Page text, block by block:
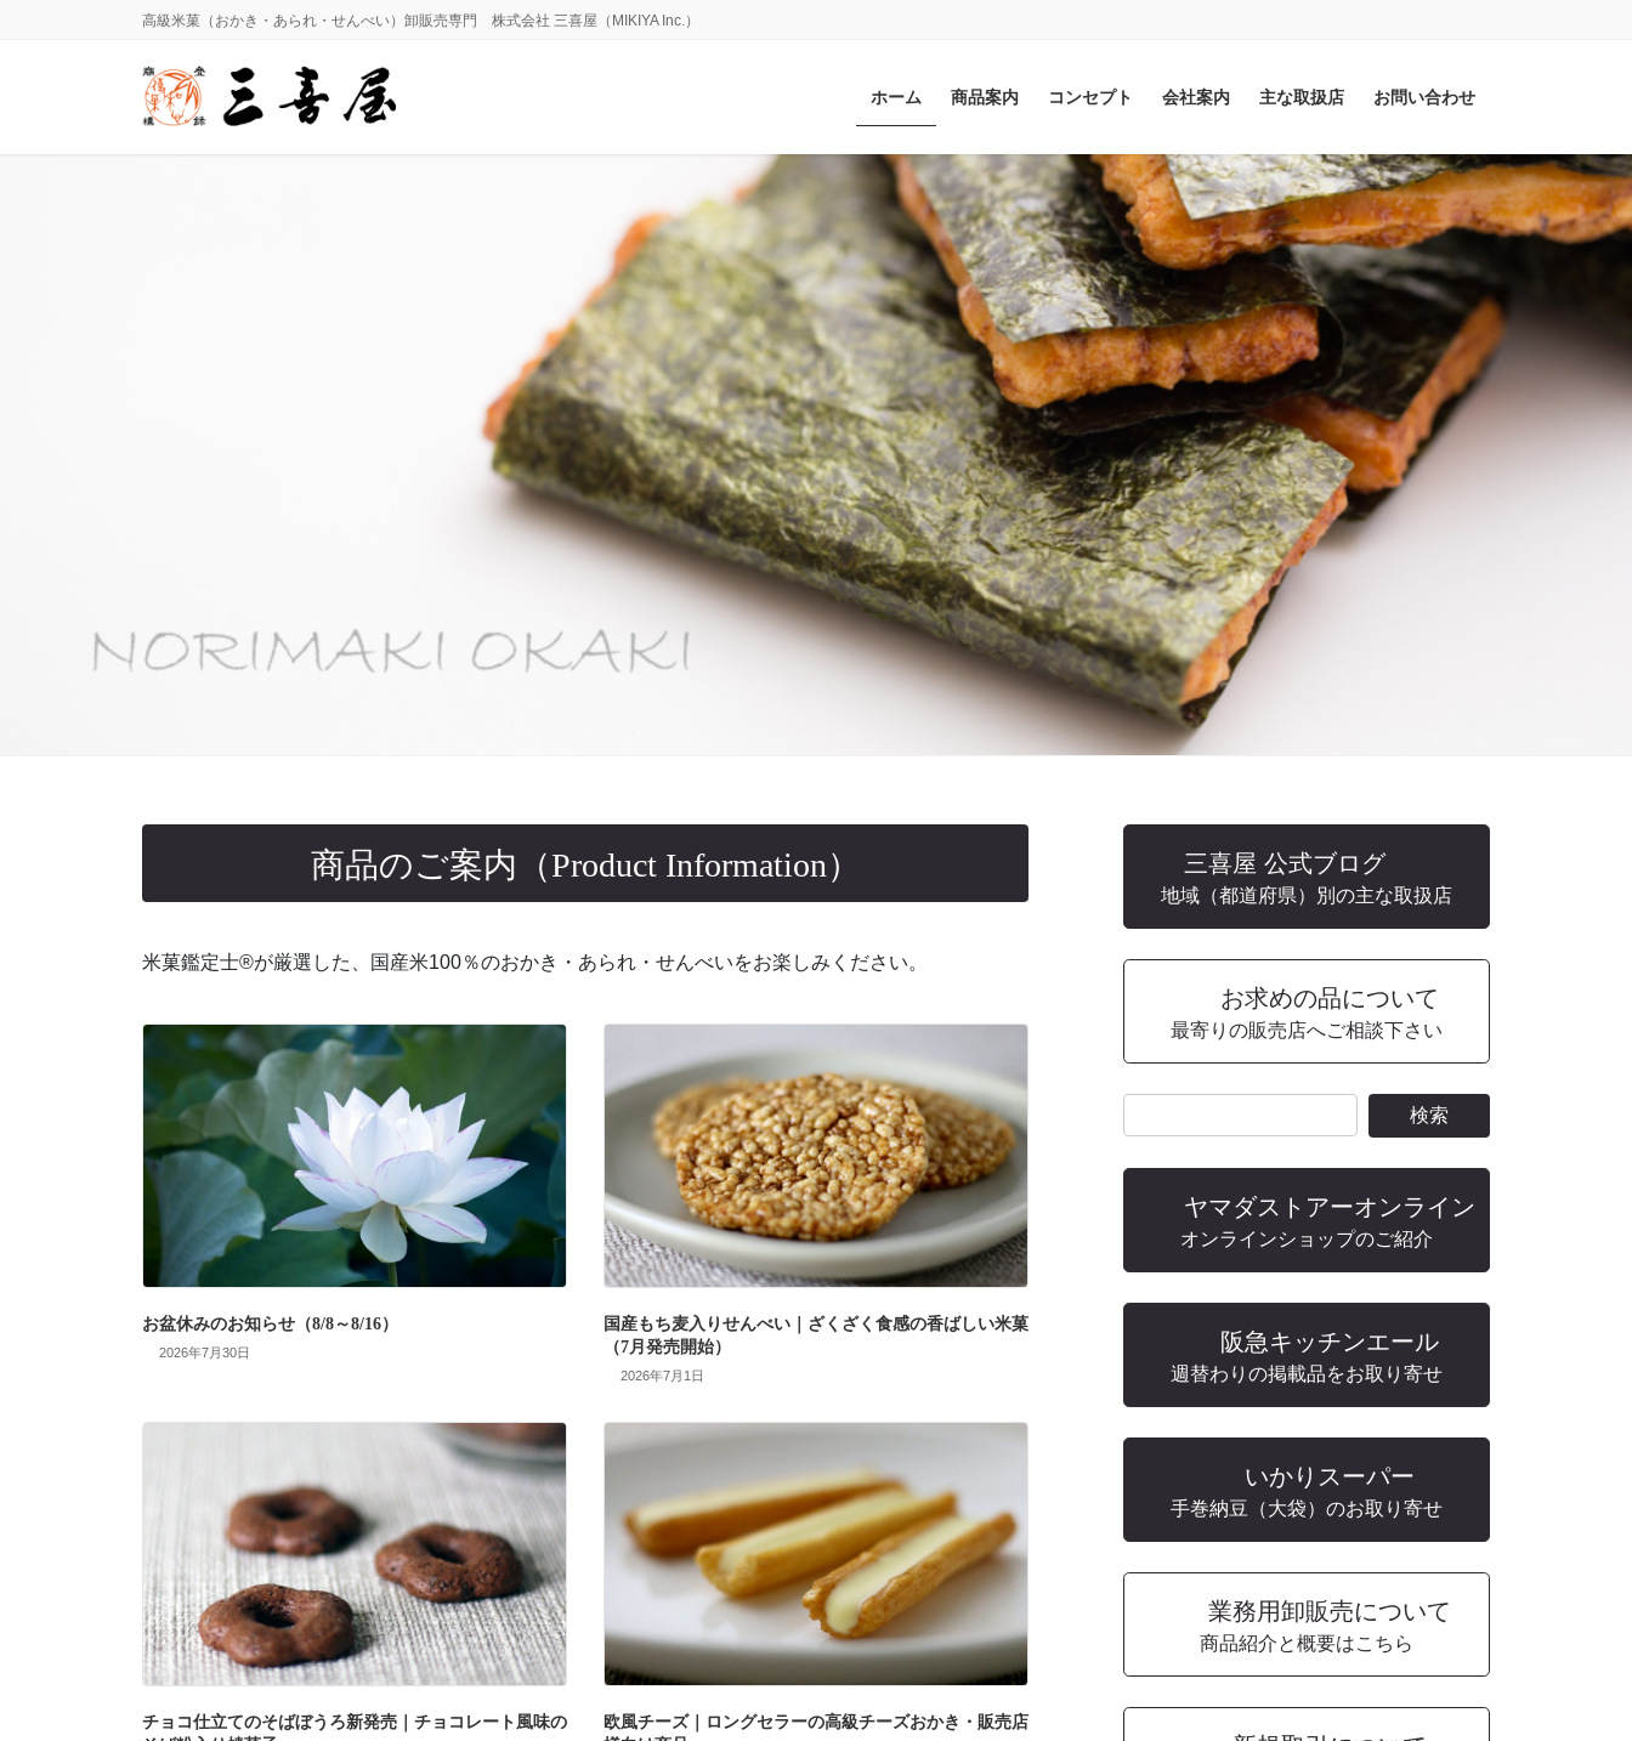
高級米菓（おかき・あられ・せんべい）卸販売専門 株式会社 三喜屋（MIKIYA Inc.）
ホーム 商品案内 コンセプト 会社案内 主な取扱店 お問い合わせ
商品のご案内（Product Information）
米菓鑑定士®が厳選した、国産米100％のおかき・あられ・せんべいをお楽しみください。
お盆休みのお知らせ（8/8～8/16）
2026年7月30日
国産もち麦入りせんべい｜ざくざく食感の香ばしい米菓
（7月発売開始）
2026年7月1日
チョコ仕立てのそばぼうろ新発売｜チョコレート風味の
欧風チーズ｜ロングセラーの高級チーズおかき・販売店
三喜屋 公式ブログ
地域（都道府県）別の主な取扱店
お求めの品について
最寄りの販売店へご相談下さい
ヤマダストアーオンライン
オンラインショップのご紹介
阪急キッチンエール
週替わりの掲載品をお取り寄せ
いかりスーパー
手巻納豆（大袋）のお取り寄せ
業務用卸販売について
商品紹介と概要はこちら